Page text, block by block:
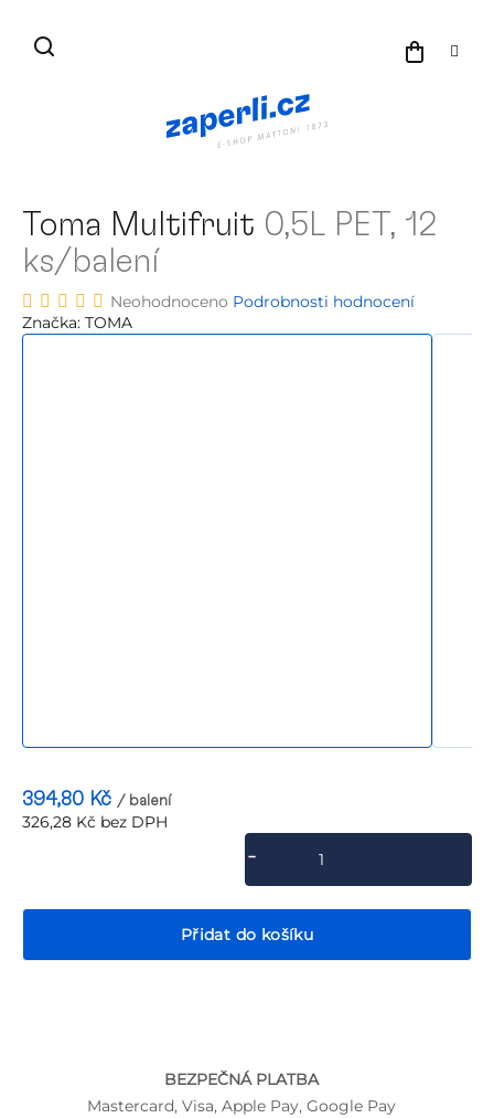
obsah
Toma Multifruit 0,5L PET, 12
ks/balení
Průměrné
hodnocení
Neohodnoceno Podrobnosti hodnocení
Značka: TOMA
394,80 Kč / balení
326,28 Kč bez DPH
Přidat do košíku
BEZPEČNÁ PLATBA
Mastercard, Visa, Apple Pay, Google Pay